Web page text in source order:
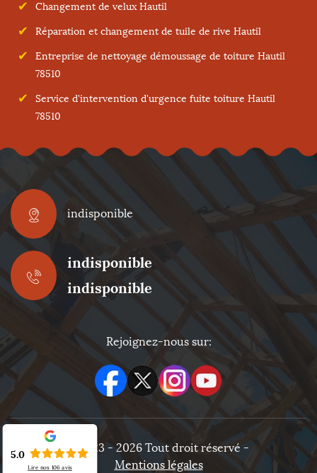
Changement de velux Hautil
Réparation et changement de tuile de rive Hautil
Entreprise de nettoyage démoussage de toiture Hautil
78510
Service d'intervention d'urgence fuite toiture Hautil
78510
indisponible
indisponible
indisponible
Rejoignez-nous sur:
©2023 - 2026 Tout droit réservé -
Mentions légales
5.0
Lire nos 106 avis